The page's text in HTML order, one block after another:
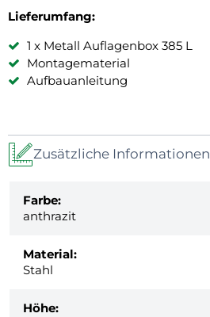
Lieferumfang:
1 x Metall Auflagenbox 385 L
Montagematerial
Aufbauanleitung
Zusätzliche Informationen
Farbe:
anthrazit
Material:
Stahl
Höhe: